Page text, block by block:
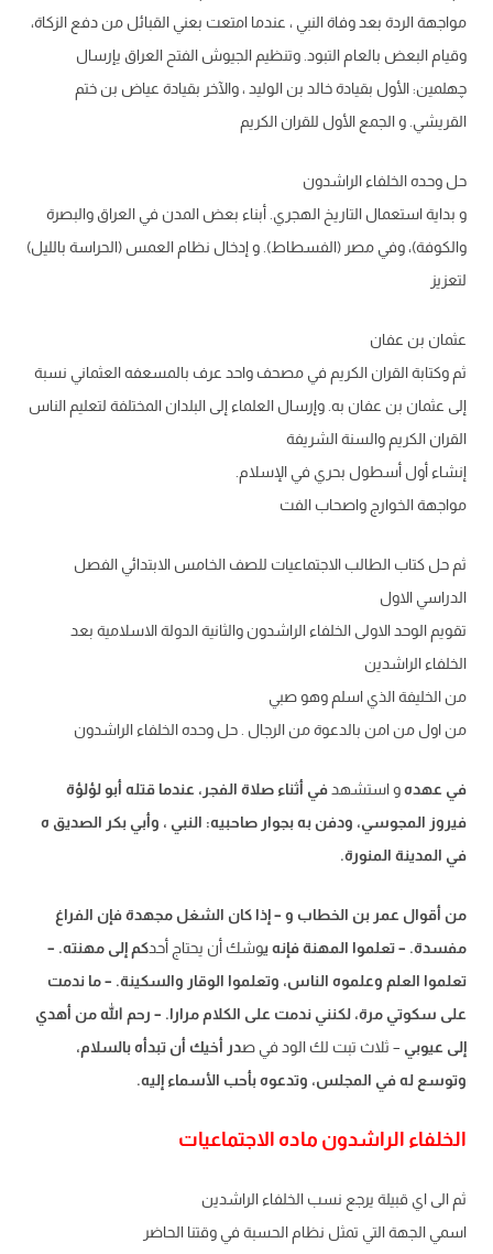
مواجهة الردة بعد وفاة النبي ، عندما امتعت بعني القبائل من دفع الزكاة،
وقيام البعض بالعام التبود. وتنظيم الجيوش الفتح العراق يإرسال
چهلمين: الأول بقيادة خالد بن الوليد ، والآخر بقيادة عياض بن ختم
القريشي. و الجمع الأول للقران الكريم
حل وحده الخلفاء الراشدون
و بداية استعمال التاريخ الهجري. أبناء بعض المدن في العراق والبصرة
والكوفة)، وفي مصر (الفسطاط). و إدخال نظام العمس (الحراسة بالليل)
لتعزيز
عثمان بن عفان
ثم وكتابة القران الكريم في مصحف واحد عرف بالمسعفه العثماني نسبة
إلى عثمان بن عفان به. وإرسال العلماء إلى البلدان المختلفة لتعليم الناس
القران الكريم والسنة الشريفة
إنشاء أول أسطول بحري في الإسلام.
مواجهة الخوارج واصحاب الفت
ثم حل كتاب الطالب الاجتماعيات للصف الخامس الابتدائي الفصل
الدراسي الاول
تقويم الوحد الاولى الخلفاء الراشدون والثانية الدولة الاسلامية بعد
الخلفاء الراشدين
من الخليفة الذي اسلم وهو صبي
من اول من امن بالدعوة من الرجال . حل وحده الخلفاء الراشدون
في عهدهواستشهد في أثناء صلاة الفجر ، عندما قتله أبو لؤلؤة
فيروز المجوسي، ودفن بهبجوار صاحبيه: النبي ، وأبي بكر الصديق ه
في المدينة المنورة.
من أقوال عمر بن الخطاب و –إذا كان الشغل مجهدة فإن الفراغ
مفسدة.
–تعلموا المهنة فإنه يوشك أن يحتاج أحدكم إلى مهنته.
–
تعلموا العلم وعلموه الناس، وتعلموا الوقار والسكينة. – ما ندمت
على سكوتي مرة، لكنني ندمت على الكلام مرارا.
– رحم الله من أهدي
إلى عيوبي – ثلاث تبت لك الود في صدر أخيك أن تبدأه بالسلام،
وتوسع له في المجلس، وتدعوهبأحب الأسماء إليه.
الخلفاء الراشدون ماده الاجتماعيات
ثم الى اي قبيلة يرجع نسب الخلفاء الراشدين
اسمي الجهة التي تمثل نظام الحسبة في وقتنا الحاضر